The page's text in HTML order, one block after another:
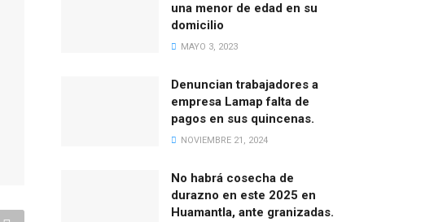
una menor de edad en su
domicilio
MAYO 3, 2023
Denuncian trabajadores a
empresa Lamap falta de
pagos en sus quincenas.
NOVIEMBRE 21, 2024
No habrá cosecha de
durazno en este 2025 en
Huamantla, ante granizadas.